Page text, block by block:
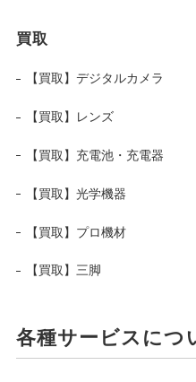
買取
【買取】デジタルカメラ
【買取】レンズ
【買取】充電池・充電器
【買取】光学機器
【買取】プロ機材
【買取】三脚
各種サービスにつ